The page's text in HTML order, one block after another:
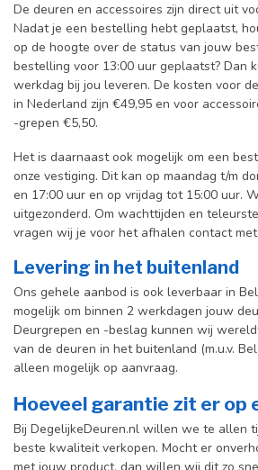
De deuren en accessoires zijn direct uit
Nadat je een bestelling hebt geplaatst,
op de hoogte over de status van jouw
bestelling voor 13:00 uur geplaatst? Dan
werkdag bij jou leveren. De kosten voor
in Nederland zijn €49,95 en voor
-grepen €5,50.
Het is daarnaast ook mogelijk om een
onze vestiging. Dit kan op maandag t/m
en 17:00 uur en op vrijdag tot 15:00 uur.
uitgezonderd. Om wachttijden en
vragen wij je voor het afhalen contact
Levering in het buitenland
Ons gehele aanbod is ook leverbaar in
mogelijk om binnen 2 werkdagen jouw
Deurgrepen en -beslag kunnen wij
van de deuren in het buitenland (m.u.v.
alleen mogelijk op aanvraag.
Hoeveel garantie zit er op
Bij DegelijkeDeuren.nl willen we te allen
beste kwaliteit verkopen. Mocht er
met jouw product, dan willen wij dit zo